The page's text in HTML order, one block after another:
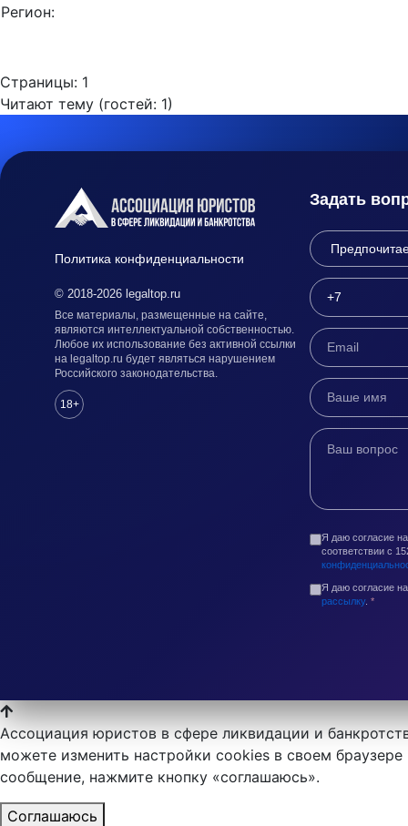
Регион:
Страницы: 1
Читают тему (гостей: 1)
Политика конфиденциальности
© 2018-2026 legaltop.ru
Все материалы, размещенные на сайте,
являются интеллектуальной собственностью.
Любое их использование без активной ссылки
на legaltop.ru будет являться нарушением
Российского законодательства.
18+
Задать
Я даю согласие
соответствии с
Я даю согласие
рассылку. *
Ассоциация юристов в сфере ликвидации и
можете изменить настройки cookies в своем
сообщение, нажмите кнопку «соглашаюсь».
Соглашаюсь